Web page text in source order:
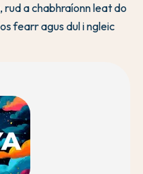
a chabhraíonn leat do
fearr agus dul i ngleic